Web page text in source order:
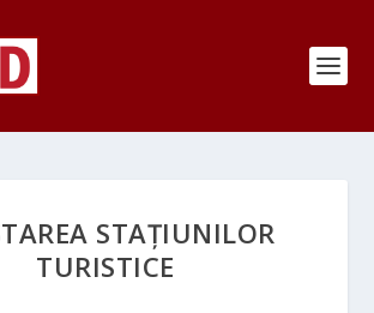
STAȚIUNILOR
TURISTICE